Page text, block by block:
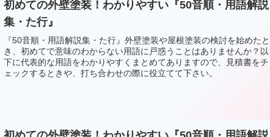
初めての外壁塗装！わかりやすい『50音順・用語解説
集・た行』
『50音順・用語解説集・た行』外壁塗装や屋根塗装の検討を始めたと
き、初めてで意味のわからない用語に戸惑うことはありませんか？以
下に代表的な用語をわかりやすくまとめてありますので、見積書をチ
ェックするときや、打ち合わせの際に役立てて下さい。